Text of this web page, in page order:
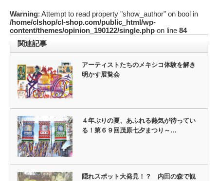
Warning: Attempt to read property "show_author" on bool in
/home/clshop/cl-shop.com/public_html/wp-
content/themes/opinion_190122/single.php on line 84
関連記事
アーティストたちのメキシコ体験を解き
明かす展覧会
４年ぶりの夏、あふれる熱気が待ってい
る！第６９回茂原七夕まつり～…
隠れスポット大発見！？ 内田の森で観